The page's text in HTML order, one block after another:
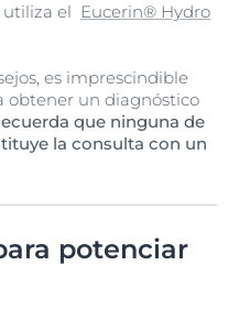
el Eucerin® Hydro
es imprescindible
obtener un diagnóstico
que ninguna de
la consulta con un
potenciar